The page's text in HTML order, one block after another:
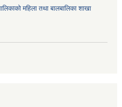
महिला तथा बालबालिका शाखा